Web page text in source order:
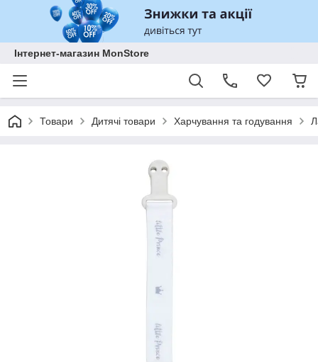
Інтернет-магазин MonStore
Товари Дитячі товари Харчування та годування